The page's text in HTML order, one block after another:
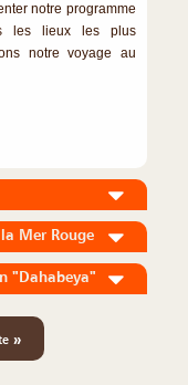
notre programme
les lieux les plus
notre voyage au
Mer Rouge
"Dahabeya"
»